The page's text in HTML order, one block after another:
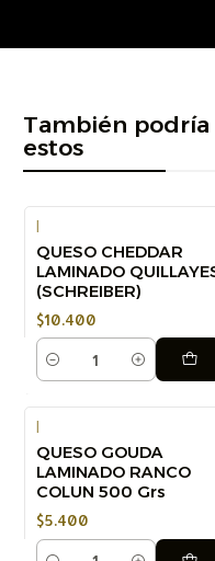
También
estos
|
QUESO CHEDDAR
LAMINADO
(SCHREIBER)
$10.400
Cantidad
QUESO GOUDA
LAMINADO RANCO
COLUN 500 Grs
$5.400